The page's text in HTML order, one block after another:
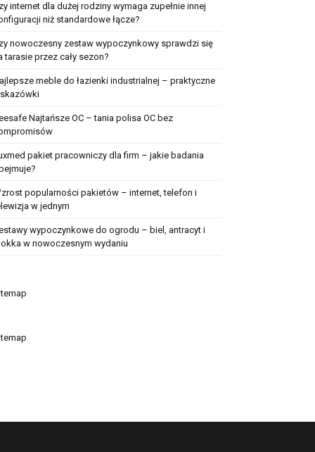
internet dla dużej rodziny wymaga zupełnie innej
niż standardowe łącze?
nowoczesny zestaw wypoczynkowy sprawdzi się
tarasie przez cały sezon?
meble do łazienki industrialnej – praktyczne
Najtańsze OC – tania polisa OC bez
pakiet pracowniczy dla firm – jakie badania
popularności pakietów – internet, telefon i
w jednym
wypoczynkowe do ogrodu – biel, antracyt i
w nowoczesnym wydaniu